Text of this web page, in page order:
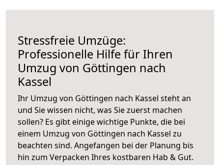
Stressfreie Umzüge:
Professionelle Hilfe für Ihren
Umzug von Göttingen nach
Kassel
Ihr Umzug von Göttingen nach Kassel steht an
und Sie wissen nicht, was Sie zuerst machen
sollen? Es gibt einige wichtige Punkte, die bei
einem Umzug von Göttingen nach Kassel zu
beachten sind. Angefangen bei der Planung bis
hin zum Verpacken Ihres kostbaren Hab & Gut.